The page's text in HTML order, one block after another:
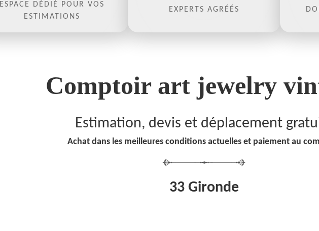
ESPACE DÉDIÉ POUR VOS
ESTIMATIONS
EXPERTS AGRÉÉS
Comptoir art jewelry
Estimation, devis et déplacement
Achat dans les meilleures conditions actuelles et paiement au
33 Gironde